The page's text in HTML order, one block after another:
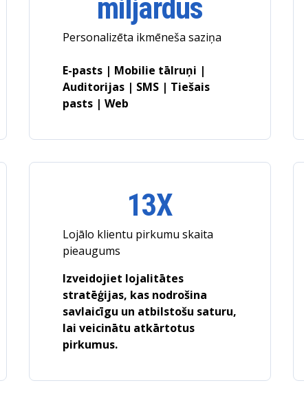
miljardus
Personalizēta ikmēneša saziņa
E-pasts | Mobilie tālruņi |
Auditorijas | SMS | Tiešais
pasts | Web
13X
Lojālo klientu pirkumu skaita
pieaugums
Izveidojiet lojalitātes
stratēģijas, kas nodrošina
savlaicīgu un atbilstošu saturu,
lai veicinātu atkārtotus
pirkumus.